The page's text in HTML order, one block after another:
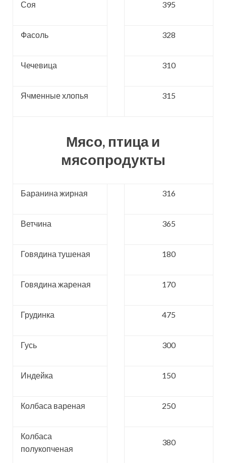
Соя 395
Фасоль 328
Чечевица 310
Ячменные хлопья 315
Мясо, птица и
мясопродукты
Баранина жирная 316
Ветчина 365
Говядина тушеная 180
Говядина жареная 170
Грудинка 475
Гусь 300
Индейка 150
Колбаса вареная 250
Колбаса
полукопченая
380